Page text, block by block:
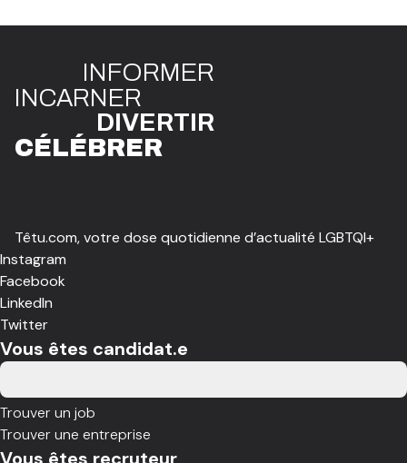
INFORMER
INCARNER
DIVERTIR
CÉLÉBRER
Têtu.com, votre dose quotidienne d’actualité LGBTQI+
Instagram
Facebook
LinkedIn
Twitter
Vous êtes candidat.e
Trouver un job
Trouver une entreprise